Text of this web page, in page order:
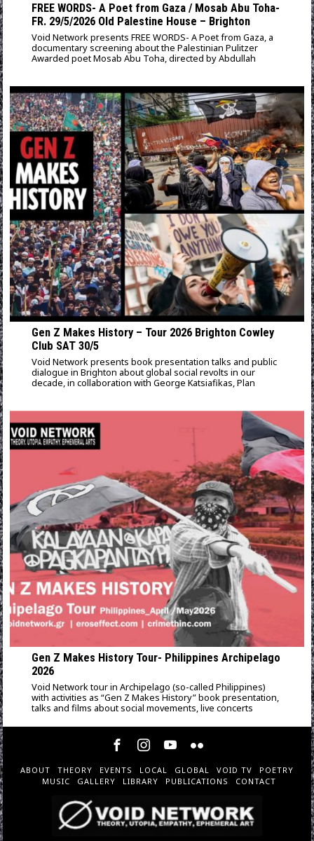
FREE WORDS- A Poet from Gaza / Mosab Abu Toha-
FR. 29/5/2026 Old Palestine House – Brighton
Void Network presents FREE WORDS- A Poet from Gaza, a
documentary screening about the Palestinian Pulitzer
Awarded poet Mosab Abu Toha, directed by Abdullah
Gen Z Makes History – Tour 2026 Brighton Cowley
Club SAT 30/5
Void Network presents book presentation talks and public
dialogue in Brighton about global social revolts in our
decade, in collaboration with George Katsiafikas, Plan
Gen Z Makes History Tour- Philippines Archipelago
2026
Void Network tour in Archipelago (so-called Philippines)
with activities as “Gen Z Makes History” book presentation,
talks and films about social movements, live concerts
ABOUT THEORY EVENTS LOCAL GLOBAL VOID TV
POETRY
MUSIC
GALLERY LIBRARY PUBLICATIONS CONTACT